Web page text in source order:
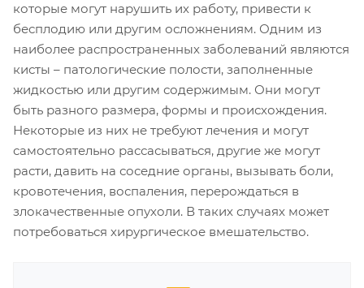
которые могут нарушить их работу, привести к
бесплодию или другим осложнениям. Одним из
наиболее распространенных заболеваний являются
кисты – патологические полости, заполненные
жидкостью или другим содержимым. Они могут
быть разного размера, формы и происхождения.
Некоторые из них не требуют лечения и могут
самостоятельно рассасываться, другие же могут
расти, давить на соседние органы, вызывать боли,
кровотечения, воспаления, перерождаться в
злокачественные опухоли. В таких случаях может
потребоваться хирургическое вмешательство.